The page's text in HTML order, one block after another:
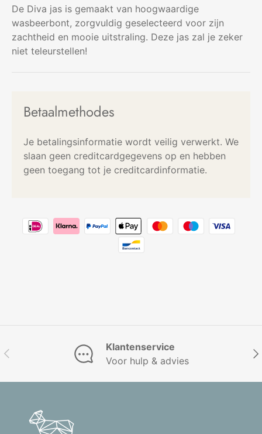
De Diva jas is gemaakt van hoogwaardige
wasbeerbont, zorgvuldig geselecteerd voor zijn
zachtheid en mooie uitstraling. Deze jas zal je zeker
niet teleurstellen!
Betaalmethodes
Je betalingsinformatie wordt veilig verwerkt. We
slaan geen creditcardgegevens op en hebben
geen toegang tot je creditcardinformatie.
Vorige
Klantenservice
Voor hulp & advies